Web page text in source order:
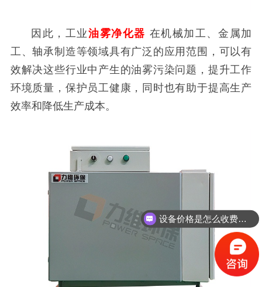
因此，工业油雾净化器 在机械加工、金属加
工、轴承制造等领域具有广泛的应用范围，可以有
效解决这些行业中产生的油雾污染问题，提升工作
环境质量，保护员工健康，同时也有助于提高生产
效率和降低生产成本。
设备价格是怎么收费的？